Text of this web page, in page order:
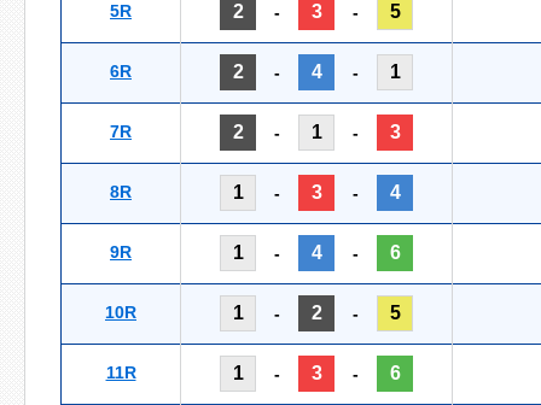
5R 2 - 3 - 5
6R 2 - 4 - 1
7R 2 - 1 - 3
8R 1 - 3 - 4
9R 1 - 4 - 6
10R 1 - 2 - 5
11R 1 - 3 - 6